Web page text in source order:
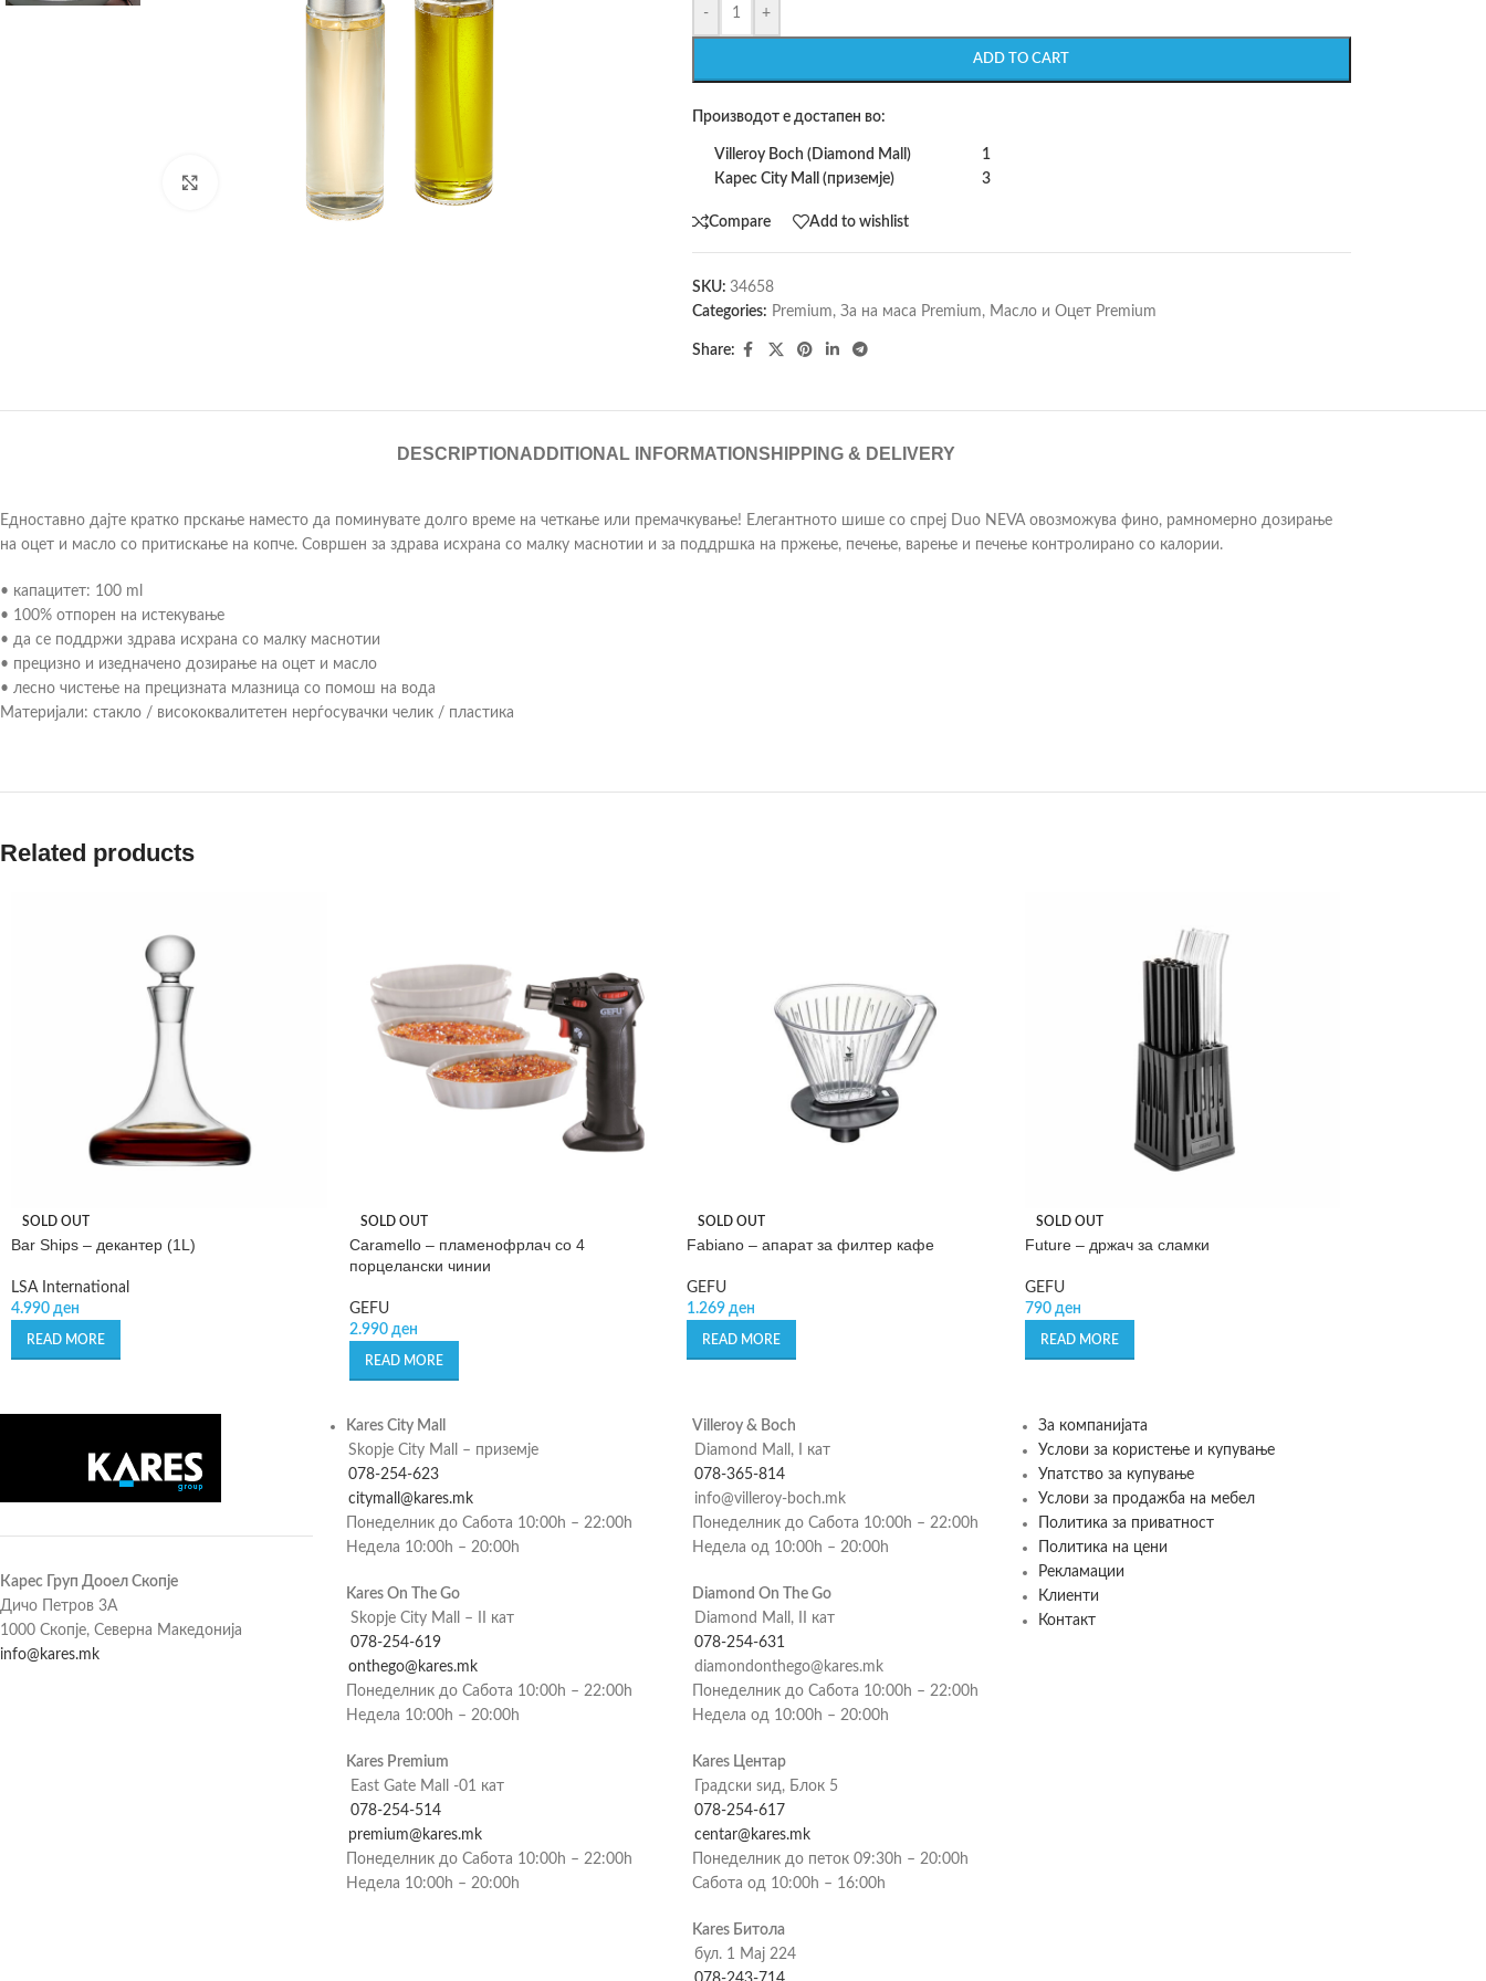
Click to enlarge
- +
ADD TO CART
Производот е достапен во:
Villeroy Boch (Diamond Mall)
1
Карес City Mall (приземје)
3
Compare Add to wishlist
SKU: 34658
Categories: Premium, За на маса Premium, Масло и Оцет Premium
Share:
DESCRIPTION ADDITIONAL INFORMATIONSHIPPING & DELIVERY
Едноставно дајте кратко прскање наместо да поминувате долго време на четкање или премачкување! Елегантното шише со спреј Duo NEVA овозможува фино, рамномерно дозирање
на оцет и масло со притискање на копче. Совршен за здрава исхрана со малку маснотии и за поддршка на пржење, печење, варење и печење контролирано со калории.
• капацитет: 100 ml
• 100% отпорен на истекување
• да се поддржи здрава исхрана со малку маснотии
• прецизно и изедначено дозирање на оцет и масло
• лесно чистење на прецизната млазница со помош на вода
Материјали: стакло / висококвалитетен нерѓосувачки челик / пластика
Related products
SOLD OUT
Bar Ships – декантер (1L)
LSA International
4.990 ден
READ MORE
SOLD OUT
Caramello – пламенофрлач со 4
порцелански чинии
GEFU
2.990 ден
READ MORE
SOLD OUT
Fabiano – апарат за филтер кафе
GEFU
1.269 ден
READ MORE
SOLD OUT
Future – држач за сламки
GEFU
790 ден
READ MORE
Карес Груп Дооел Скопје
Дичо Петров 3А
1000 Скопје, Северна Македонија
info@kares.mk
Kares City Mall
Skopje City Mall – приземје
078-254-623
citymall@kares.mk
Понеделник до Сабота 10:00h – 22:00h
Недела 10:00h – 20:00h
Kares On The Go
Skopje City Mall – II кат
078-254-619
onthego@kares.mk
Понеделник до Сабота 10:00h – 22:00h
Недела 10:00h – 20:00h
Kares Premium
East Gate Mall -01 кат
078-254-514
premium@kares.mk
Понеделник до Сабота 10:00h – 22:00h
Недела 10:00h – 20:00h
Villeroy & Boch
Diamond Mall, I кат
078-365-814
info@villeroy-boch.mk
Понеделник до Сабота 10:00h – 22:00h
Недела од 10:00h – 20:00h
Diamond On The Go
Diamond Mall, II кат
078-254-631
diamondonthego@kares.mk
Понеделник до Сабота 10:00h – 22:00h
Недела од 10:00h – 20:00h
Kares Центар
Градски ѕид, Блок 5
078-254-617
centar@kares.mk
Понеделник до петок 09:30h – 20:00h
Сабота од 10:00h – 16:00h
Kares Битола
бул. 1 Мај 224
За компанијата
Услови за користење и купување
Упатство за купување
Услови за продажба на мебел
Политика за приватност
Политика на цени
Рекламации
Клиенти
Контакт